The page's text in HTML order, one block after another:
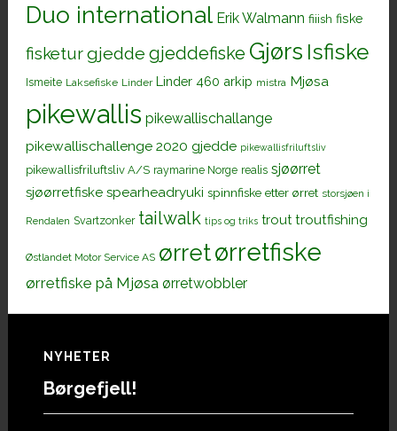
Duo international Erik Walmann fiiish fiske
fisketurgjedde gjeddefiske Gjørs Isfiske
Ismeite Laksefiske Linder Linder 460 arkip mistra Mjøsa
pikewallis pikewallischallange
pikewallischallenge 2020 gjedde pikewallisfriluftsliv
pikewallisfriluftsliv A/S raymarine Norge realis sjøørret
sjøørretfiske spearheadryuki spinnfiske etter ørret storsjøen i
Rendalen Svartzonker tailwalk tips og triks trout troutfishing
Østlandet Motor Service AS ørretørretfiske
ørretfiske på Mjøsa ørretwobbler
Footer
NYHETER
Børgefjell!